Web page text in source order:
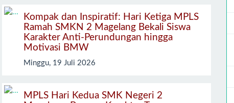
Kompak dan Inspiratif: Hari Ketiga MPLS
Ramah SMKN 2 Magelang Bekali Siswa
Karakter Anti-Perundungan hingga
Motivasi BMW
Minggu, 19 Juli 2026
MPLS Hari Kedua SMK Negeri 2